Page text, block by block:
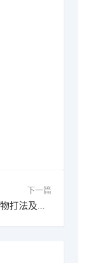
下一篇
《怪物猎人荒野》全任务图文流程攻略4-12 全怪物打法及支线攻略